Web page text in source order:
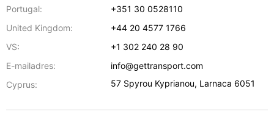
Portugal:
+351 30 0528110
United Kingdom:
+44 20 4577 1766
VS:
+1 302 240 28 90
E-mailadres:
info@gettransport.com
Cyprus:
57 Spyrou Kyprianou, Larnaca 6051